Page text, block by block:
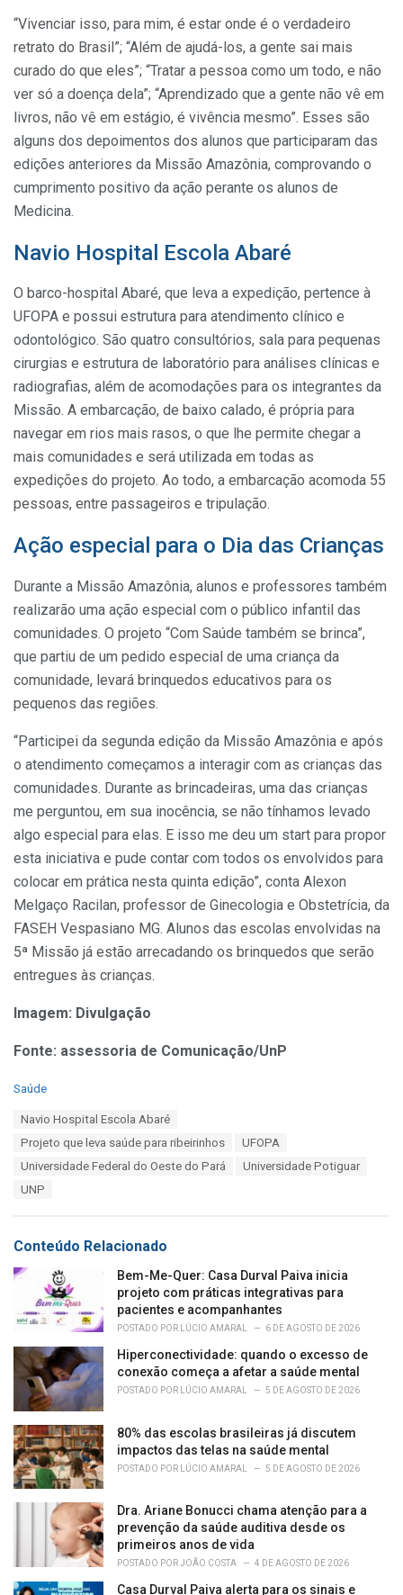
“Vivenciar isso, para mim, é estar onde é o verdadeiro
retrato do Brasil”; “Além de ajudá-los, a gente sai mais
curado do que eles”; “Tratar a pessoa como um todo, e não
ver só a doença dela”; “Aprendizado que a gente não vê em
livros, não vê em estágio, é vivência mesmo”. Esses são
alguns dos depoimentos dos alunos que participaram das
edições anteriores da Missão Amazônia, comprovando o
cumprimento positivo da ação perante os alunos de
Medicina.
Navio Hospital Escola Abaré
O barco-hospital Abaré, que leva a expedição, pertence à
UFOPA e possui estrutura para atendimento clínico e
odontológico. São quatro consultórios, sala para pequenas
cirurgias e estrutura de laboratório para análises clínicas e
radiografias, além de acomodações para os integrantes da
Missão. A embarcação, de baixo calado, é própria para
navegar em rios mais rasos, o que lhe permite chegar a
mais comunidades e será utilizada em todas as
expedições do projeto. Ao todo, a embarcação acomoda 55
pessoas, entre passageiros e tripulação.
Ação especial para o Dia das Crianças
Durante a Missão Amazônia, alunos e professores também
realizarão uma ação especial com o público infantil das
comunidades. O projeto “Com Saúde também se brinca”,
que partiu de um pedido especial de uma criança da
comunidade, levará brinquedos educativos para os
pequenos das regiões.
“Participei da segunda edição da Missão Amazônia e após
o atendimento começamos a interagir com as crianças das
comunidades. Durante as brincadeiras, uma das crianças
me perguntou, em sua inocência, se não tínhamos levado
algo especial para elas. E isso me deu um start para propor
esta iniciativa e pude contar com todos os envolvidos para
colocar em prática nesta quinta edição”, conta Alexon
Melgaço Racilan, professor de Ginecologia e Obstetrícia, da
FASEH Vespasiano MG. Alunos das escolas envolvidas na
5ª Missão já estão arrecadando os brinquedos que serão
entregues às crianças.
Imagem: Divulgação
Fonte: assessoria de Comunicação/UnP
C
:
Saúde
Navio Hospital Escola Abaré
Projeto que leva saúde para ribeirinhos
UFOPA
Universidade Federal do Oeste do Pará
Universidade Potiguar
UNP
Conteúdo Relacionado
Bem-Me-Quer: Casa Durval Paiva inicia
projeto com práticas integrativas para
pacientes e acompanhantes
POSTADO POR LÚCIO AMARAL 6 DE AGOSTO DE 2026
Hiperconectividade: quando o excesso de
conexão começa a afetar a saúde mental
POSTADO POR LÚCIO AMARAL 5 DE AGOSTO DE 2026
80% das escolas brasileiras já discutem
impactos das telas na saúde mental
POSTADO POR LÚCIO AMARAL 5 DE AGOSTO DE 2026
Dra. Ariane Bonucci chama atenção para a
prevenção da saúde auditiva desde os
primeiros anos de vida
POSTADO PORJOÃO COSTA 4 DE AGOSTO DE 2026
Casa Durval Paiva alerta para os sinais e